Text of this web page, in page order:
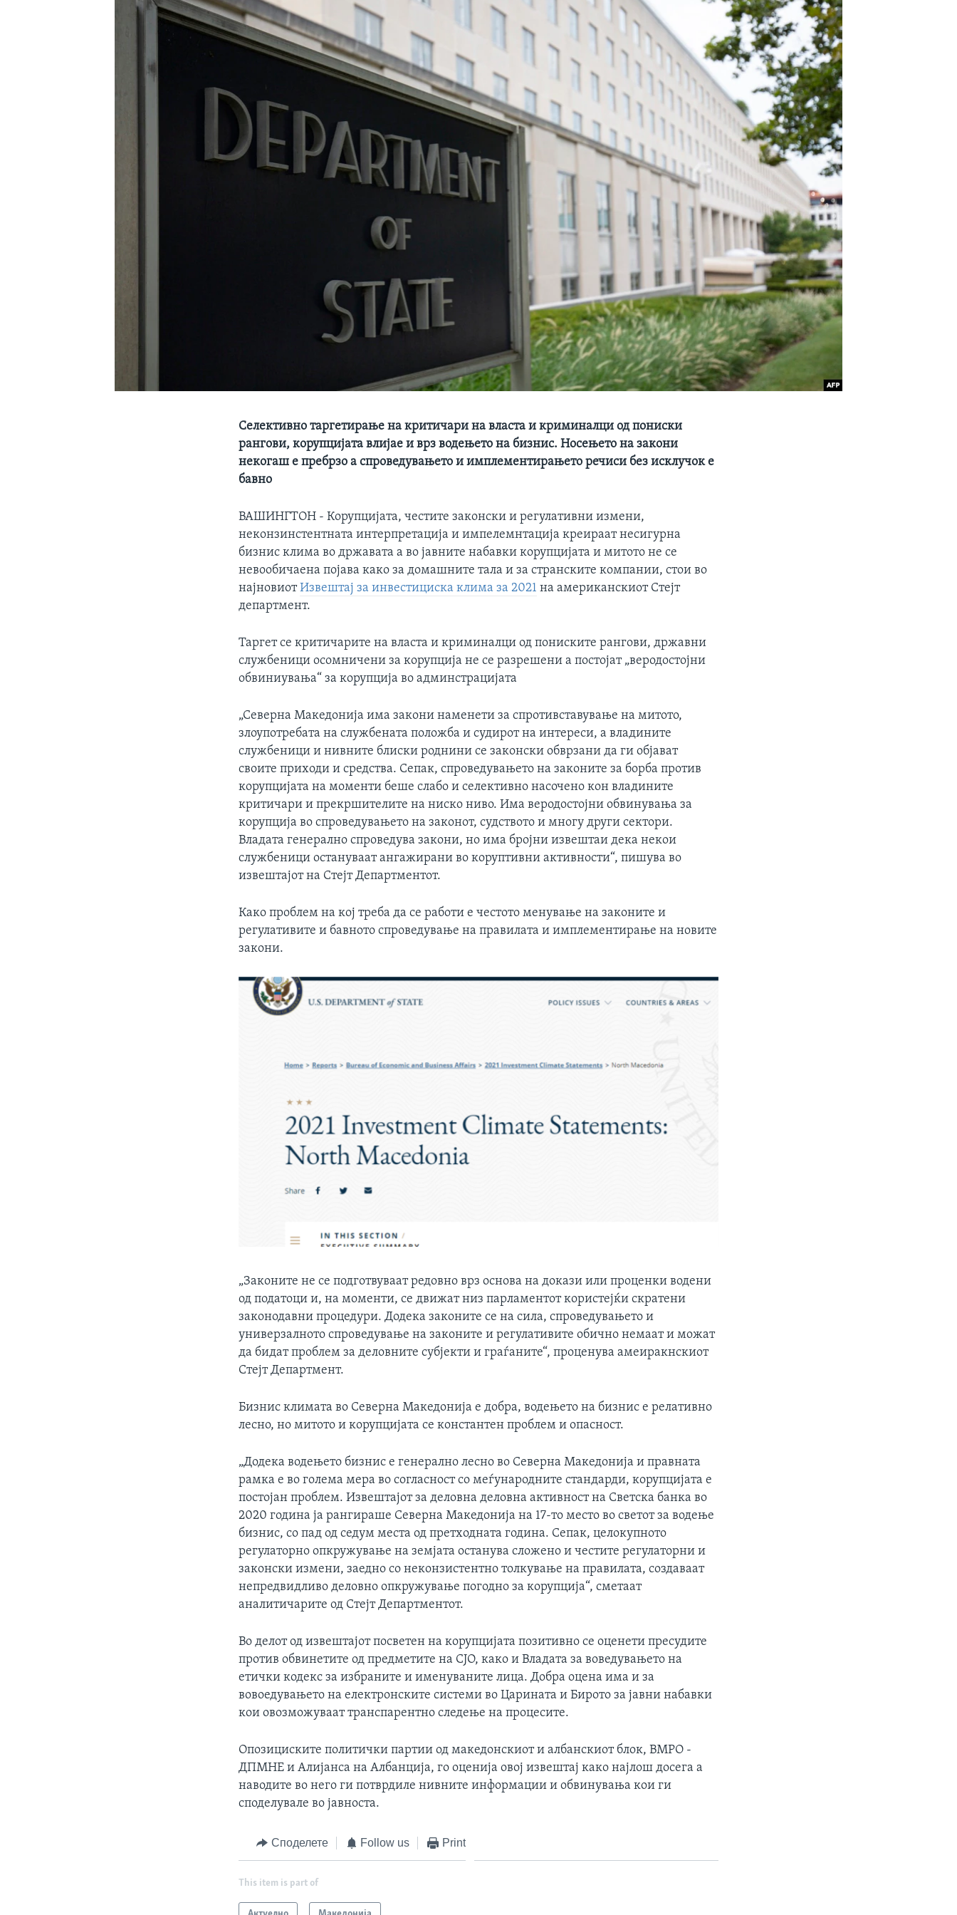
Селективно таргетирање на критичари на власта и криминалци од пониски
рангови, корупцијата влијае и врз водењето на бизнис. Носењето на закони
некогаш е пребрзо а спроведувањето и имплементирањето речиси без исклучок е
бавно
ВАШИНГТОН - Корупцијата, честите законски и регулативни измени,
неконзинстентната интерпретација и импелемнтација креираат несигурна
бизнис клима во државата а во јавните набавки корупцијата и митото не се
невообичаена појава како за домашните тала и за странските компании, стои во
најновиотИзвештај за инвестициска клима за 2021 на американскиот Стејт
департмент.
Таргет се критичарите на власта и криминалци од пониските рангови, државни
службеници осомничени за корупција не се разрешени а постојат „веродостојни
обвиниувања“ за корупција во админстрацијата
„Северна Македонија има закони наменети за спротивставување на митото,
злоупотребата на службената положба и судирот на интереси, а владините
службеници и нивните блиски роднини се законски обврзани да ги објават
своите приходи и средства. Сепак, спроведувањето на законите за борба против
корупцијата на моменти беше слабо и селективно насочено кон владините
критичари и прекршителите на ниско ниво. Има веродостојни обвинувања за
корупција во спроведувањето на законот, судството и многу други сектори.
Владата генерално спроведува закони, но има бројни извештаи дека некои
службеници остануваат ангажирани во коруптивни активности“, пишува во
извештајот на Стејт Департментот.
Како проблем на кој треба да се работи е честото менување на законите и
регулативите и бавното спроведување на правилата и имплементирање на новите
закони.
„Законите не се подготвуваат редовно врз основа на докази или проценки водени
од податоци и, на моменти, се движат низ парламентот користејќи скратени
законодавни процедури. Додека законите се на сила, спроведувањето и
универзалното спроведување на законите и регулативите обично немаат и можат
да бидат проблем за деловните субјекти и граѓаните“, проценува амеиракнскиот
Стејт Департмент.
Бизнис климата во Северна Македонија е добра, водењето на бизнис е релативно
лесно, но митото и корупцијата се константен проблем и опасност.
„Додека водењето бизнис е генерално лесно во Северна Македонија и правната
рамка е во голема мера во согласност со меѓународните стандарди, корупцијата е
постојан проблем. Извештајот за деловна деловна активност на Светска банка во
2020 година ја рангираше Северна Македонија на 17-то место во светот за водење
бизнис, со пад од седум места од претходната година. Сепак, целокупното
регулаторно опкружување на земјата останува сложено и честите регулаторни и
законски измени, заедно со неконзистентно толкување на правилата, создаваат
непредвидливо деловно опкружување погодно за корупција“, сметаат
аналитичарите од Стејт Департментот.
Во делот од извештајот посветен на корупцијата позитивно се оценети пресудите
против обвинетите од предметите на СЈО, како и Владата за воведувањето на
етички кодекс за избраните и именуваните лица. Добра оцена има и за
вовоедувањето на електронските системи во Царината и Бирото за јавни набавки
кои овозможуваат транспарентно следење на процесите.
Опозициските политички партии од македонскиот и албанскиот блок, ВМРО -
ДПМНЕ и Алијанса на Албанција, го оценија овој извештај како најлош досега а
наводите во него ги потврдиле нивните информации и обвинувања кои ги
споделувале во јавноста.
Споделете Follow us Print
This item is part of